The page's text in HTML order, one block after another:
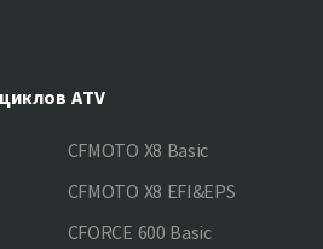
ATV
CFMOTO X8 Basic
CFMOTO X8 EFI&EPS
CFORCE 600 Basic